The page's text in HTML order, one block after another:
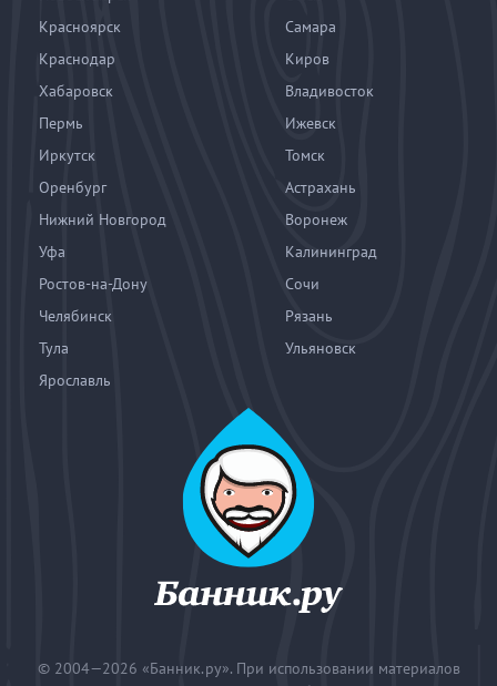
Красноярск
Самара
Краснодар
Киров
Хабаровск
Владивосток
Пермь
Ижевск
Иркутск
Томск
Оренбург
Астрахань
Нижний Новгород
Воронеж
Уфа
Калининград
Ростов-на-Дону
Сочи
Челябинск
Рязань
Тула
Ульяновск
Ярославль
© 2004—2026 «Банник.ру». При использовании материалов